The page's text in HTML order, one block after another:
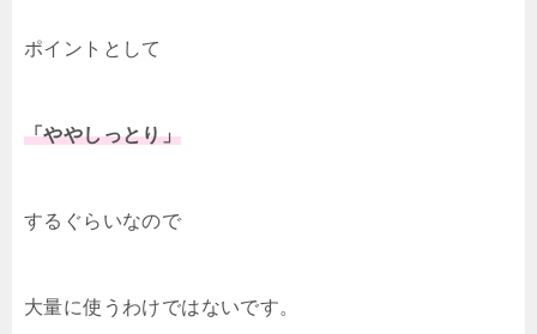
ポイントとして
「ややしっとり」
するぐらいなので
大量に使うわけではないです。